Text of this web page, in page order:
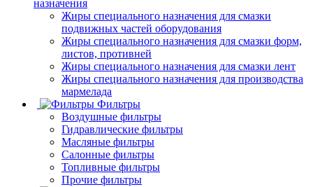
назначения
Жиры специального назначения для смазки
подвижных частей оборудования
Жиры специального назначения для смазки форм,
листов, противней
Жиры специального назначения для смазки лент
Жиры специального назначения для производства
мармелада
Фильтры
Воздушные фильтры
Гидравлические фильтры
Масляные фильтры
Салонные фильтры
Топливные фильтры
Прочие фильтры